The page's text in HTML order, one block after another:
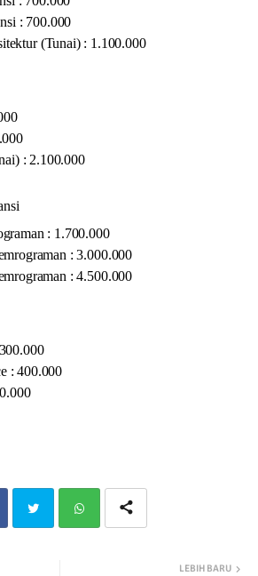
: 700.000
(Tunai) : 1.100.000
: 2.100.000
: 1.700.000
: 3.000.000
: 4.500.000
: 400.000
LEBIH BARU